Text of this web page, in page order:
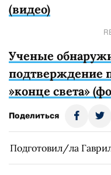
(видео)
Ученые
подтверждение
»конце света»
Поделиться
Подготовил/ла